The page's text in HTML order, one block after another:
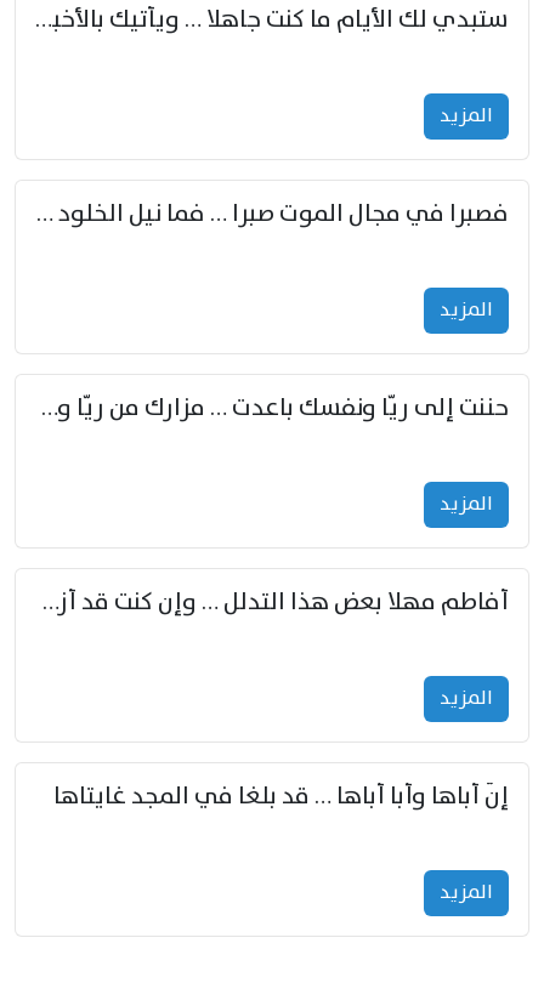
ستبدي لك الأيام ما كنت جاهلا … ويأتيك بالأخبار من لم تزوّد
المزید
فصبرا في مجال الموت صبرا … فما نيل الخلود بمستطاع
المزید
حننت إلى ريّا ونفسك باعدت … مزارك من ريّا وشعباكما معا
المزید
أفاطم مهلا بعض هذا التدلل … وإن كنت قد أزمعت صرمي فأجملي
المزید
إنّ أباها وأبا أباها … قد بلغا في المجد غايتاها
المزید